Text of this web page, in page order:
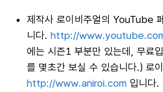
제작사 로이비주얼의 YouTube
니다. http://
에는 시즌1 부분만 있는데, 무료
를 몇초간 보실 수 있습니다.) 로
http://www.aniroi.com 입니다.